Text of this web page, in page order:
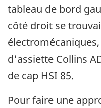
tableau de bord
côté droit se
d'assiette Collins
de cap HSI 85.
Pour faire une